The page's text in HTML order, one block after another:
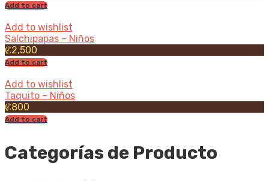
Add to cart
Add to wishlist
Salchipapas – Niños
₡2,500
Add to cart
Add to wishlist
Taquito – Niños
₡800
Add to cart
Categorías de Producto